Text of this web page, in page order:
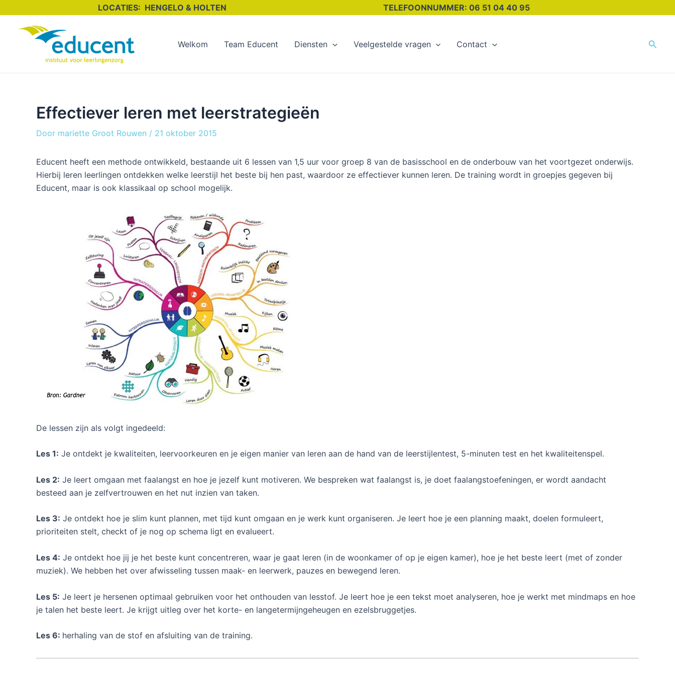
LOCATIES: HENGELO & HOLTEN TELEFOONNUMMER: 06 51 04 40 95
Welkom Team Educent Diensten Veelgestelde vragen Contact
Effectiever leren met leerstrategieën
Door mariette Groot Rouwen / 21 oktober 2015
Educent heeft een methode ontwikkeld, bestaande uit 6 lessen van 1,5 uur voor groep 8 van de basisschool en de onderbouw van het voortgezet onderwijs.
Hierbij leren leerlingen ontdekken welke leerstijl het beste bij hen past, waardoor ze effectiever kunnen leren. De training wordt in groepjes gegeven bij
Educent, maar is ook klassikaal op school mogelijk.
De lessen zijn als volgt ingedeeld:
Les 1: Je ontdekt je kwaliteiten, leervoorkeuren en je eigen manier van leren aan de hand van de leerstijlentest, 5-minuten test en het kwaliteitenspel.
Les 2: Je leert omgaan met faalangst en hoe je jezelf kunt motiveren. We bespreken wat faalangst is, je doet faalangstoefeningen, er wordt aandacht
besteed aan je zelfvertrouwen en het nut inzien van taken.
Les 3: Je ontdekt hoe je slim kunt plannen, met tijd kunt omgaan en je werk kunt organiseren. Je leert hoe je een planning maakt, doelen formuleert,
prioriteiten stelt, checkt of je nog op schema ligt en evalueert.
Les 4: Je ontdekt hoe jij je het beste kunt concentreren, waar je gaat leren (in de woonkamer of op je eigen kamer), hoe je het beste leert (met of zonder
muziek). We hebben het over afwisseling tussen maak- en leerwerk, pauzes en bewegend leren.
Les 5: Je leert je hersenen optimaal gebruiken voor het onthouden van lesstof. Je leert hoe je een tekst moet analyseren, hoe je werkt met mindmaps en hoe
je talen het beste leert. Je krijgt uitleg over het korte- en langetermijngeheugen en ezelsbruggetjes.
Les 6: herhaling van de stof en afsluiting van de training.